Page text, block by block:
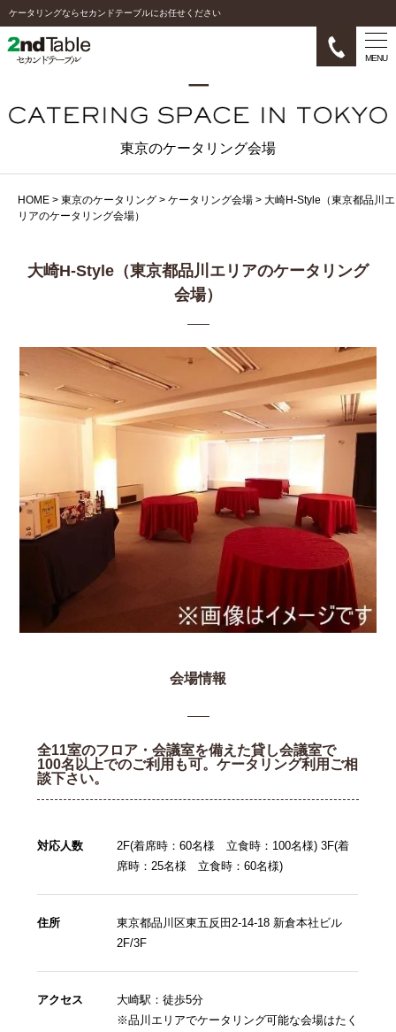
ケータリングならセカンドテーブルにお任せください
MENU
東京のケータリング会場
HOME > 東京のケータリング > ケータリング会場 > 大崎H-Style（東京都品川エ
リアのケータリング会場）
大崎H-Style（東京都品川エリアのケータリング
会場）
会場情報
全11室のフロア・会議室を備えた貸し会議室で
100名以上でのご利用も可。ケータリング利用ご相
談下さい。
対応人数
2F(着席時：60名様 立食時：100名様) 3F(着
席時：25名様 立食時：60名様)
住所
東京都品川区東五反田2-14-18 新倉本社ビル
2F/3F
アクセス
大崎駅：徒歩5分
※品川エリアでケータリング可能な会場はたく